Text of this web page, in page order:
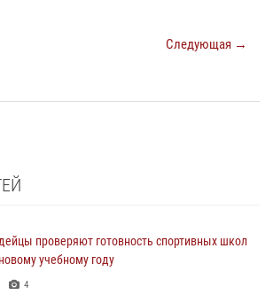
Следующая →
проверяют готовность спортивных школ
учебному году
4